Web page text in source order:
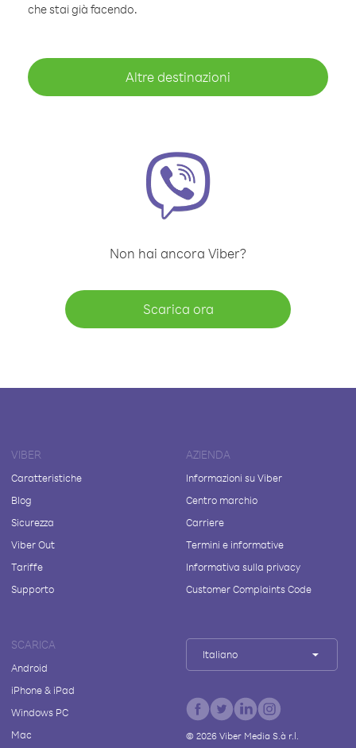
che stai già facendo.
Altre destinazioni
Non hai ancora Viber?
Scarica ora
VIBER
Caratteristiche
Blog
Sicurezza
Viber Out
Tariffe
Supporto
AZIENDA
Informazioni su Viber
Centro marchio
Carriere
Termini e informative
Informativa sulla privacy
Customer Complaints Code
SCARICA
Android
iPhone & iPad
Windows PC
Mac
Italiano
© 2026Viber Media S.à r.l.